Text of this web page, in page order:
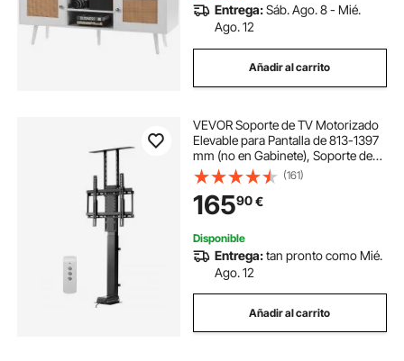
Entrega:Sáb. Ago. 8 - Mié.
Ago. 12
Añadir al carrito
VEVOR Soporte de TV Motorizado
Elevable para Pantalla de 813-1397
mm (no en Gabinete), Soporte de
TV Vertical con Control Remoto,
Carga de 60 kg, Patrón Máximo de
Orificios VESA de 40 x 40 cm
(161)
16590€
Disponible
Entrega:tan pronto como Mié.
Ago. 12
Añadir al carrito